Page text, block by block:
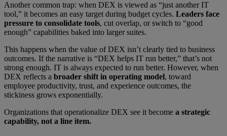
Another common trap: when DEX is viewed as “just another IT
tool,” it becomes an easy target during budget cycles. Leaders face
pressure to consolidate tools, cut overlap, or switch to “good
enough” capabilities baked into larger suites.
This happens when the value of DEX isn’t clearly tied to business
outcomes. If the narrative is “DEX helps IT run better,” that’s not
strong enough. IT is always expected to run better. However, when
DEX reflects a broader shift in operating model, toward
employee productivity, trust, and experience outcomes, the
stickiness grows exponentially.
Organizations that operationalize DEX see it become a strategic
capability, not a line item.